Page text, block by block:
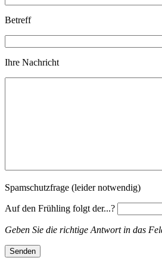
Betreff
Ihre Nachricht
Spamschutzfrage (leider notwendig)
Auf den Frühling folgt der...?
Geben Sie die richtige Antwort in das